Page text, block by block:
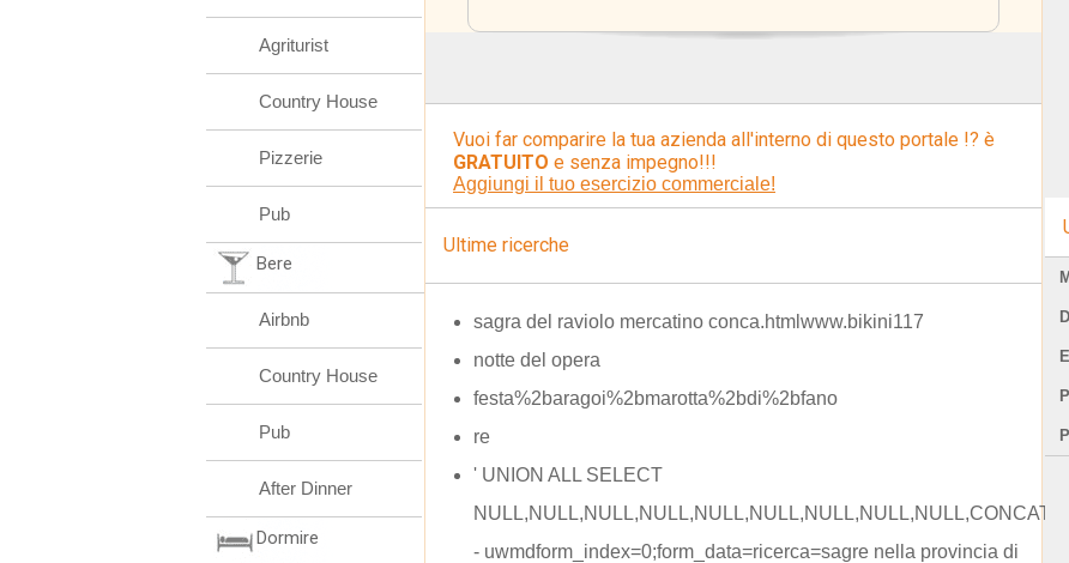
Vuoi far comparire la tua azienda all'interno di questo portale !? è
GRATUITO e senza impegno!!!
Aggiungi il tuo esercizio commerciale!
Ultime ricerche
sagra del raviolo mercatino conca.htmlwww.bikini117
notte del opera
festa%2baragoi%2bmarotta%2bdi%2bfano
re
' UNION ALL SELECT
- uwmdform_index=0;form_data=ricerca=sagre nella provincia di
Agriturist
Country House
Pizzerie
Pub
Bere
Airbnb
Country House
Pub
After Dinner
Dormire